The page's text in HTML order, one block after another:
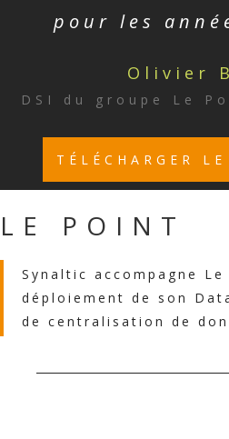
pour les
Olivier
DSI du groupe Le
TÉLÉCHARGER
LE POINT
Synaltic accompagne
déploiement de son
de centralisation de